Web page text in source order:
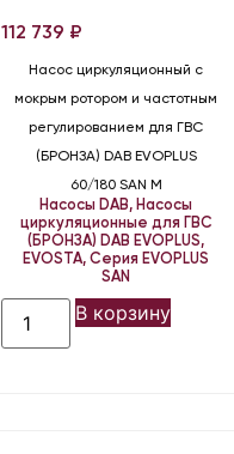
112 739 ₽
Насос циркуляционный с
мокрым ротором и частотным
регулированием для ГВС
(БРОНЗА) DAB EVOPLUS
60/180 SAN M
Насосы DAB, Насосы
циркуляционные для ГВС
(БРОНЗА) DAB EVOPLUS,
EVOSTA,Серия EVOPLUS
SAN
В корзину